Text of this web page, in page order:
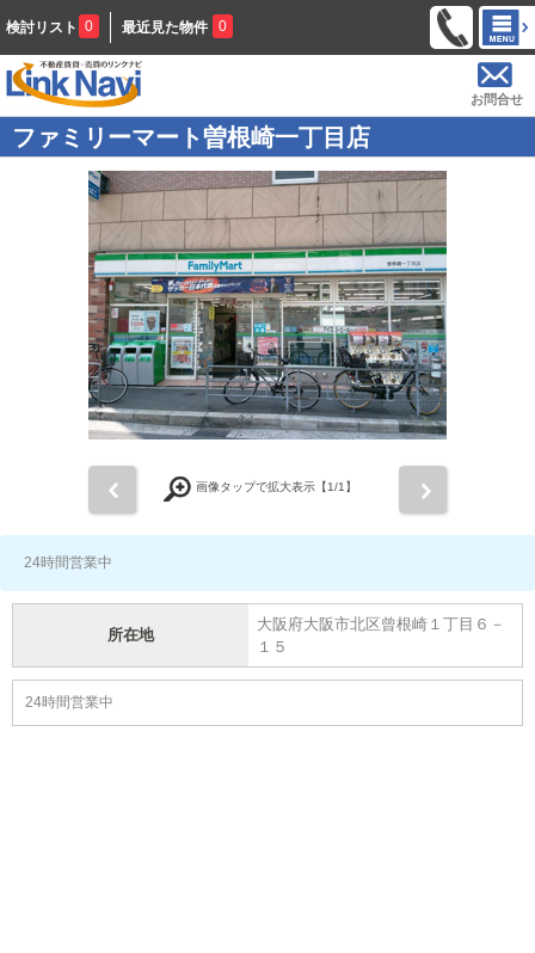
検討リスト 0 最近見た物件 0
お問合せ
ファミリーマート曽根崎一丁目店
画像タップで拡大表示【1/1】
24時間営業中
所在地
大阪府大阪市北区曾根崎１丁目６－
１５
24時間営業中